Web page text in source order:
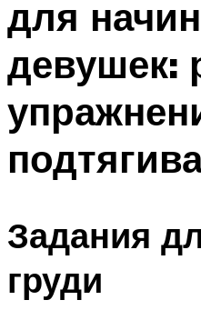
для
девушек:
Задания
груди